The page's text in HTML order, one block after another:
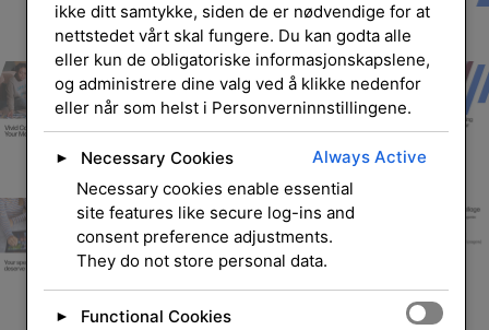
ikke ditt samtykke, siden de er nødvendige for at
nettstedet vårt skal fungere. Du kan godta alle
eller kun de obligatoriske informasjonskapslene,
og administrere dine valg ved å klikke nedenfor
eller når som helst i Personverninnstillingene.
► Necessary Cookies
Always Active
Necessary cookies enable essential
site features like secure log-ins and
consent preference adjustments.
They do not store personal data.
►
Functional Cookies